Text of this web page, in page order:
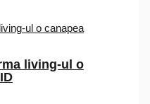
living-ul o